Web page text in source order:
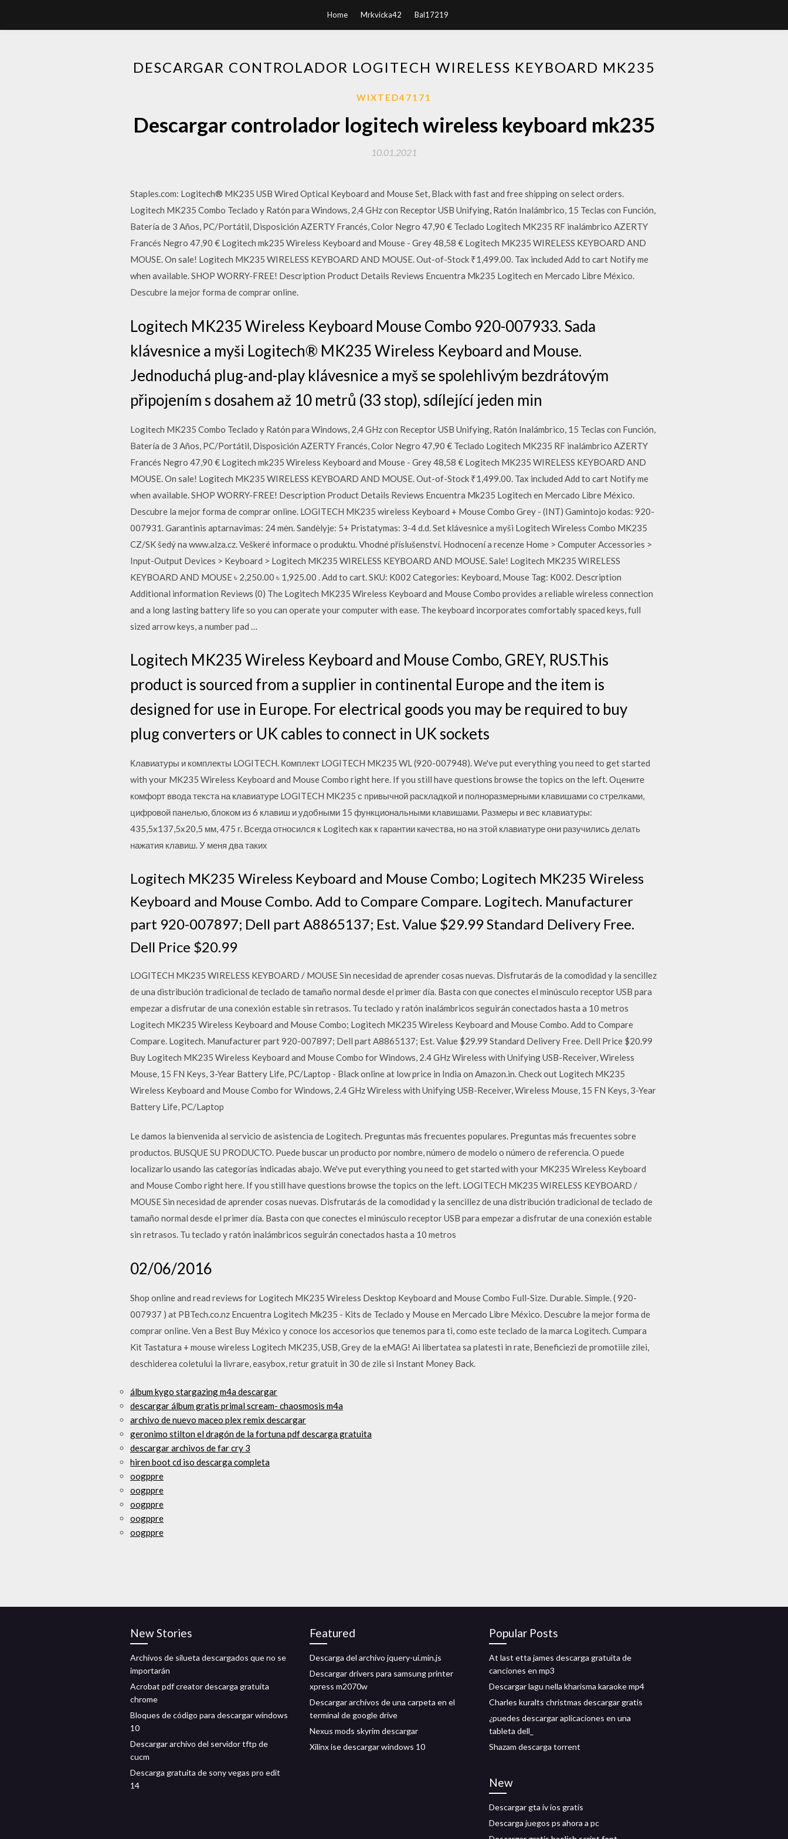
Home Mrkvicka42 Bal17219
DESCARGAR CONTROLADOR LOGITECH WIRELESS KEYBOARD MK235
WIXTED47171
Descargar controlador logitech wireless keyboard mk235
10.01.2021
Staples.com: Logitech® MK235 USB Wired Optical Keyboard and Mouse Set, Black with fast and free shipping on select orders.
Logitech MK235 Combo Teclado y Ratón para Windows, 2,4 GHz con Receptor USB Unifying, Ratón Inalámbrico, 15 Teclas con Función,
Batería de 3 Años, PC/Portátil, Disposición AZERTY Francés, Color Negro 47,90 € Teclado Logitech MK235 RF inalámbrico AZERTY
Francés Negro 47,90 € Logitech mk235 Wireless Keyboard and Mouse - Grey 48,58 € Logitech MK235 WIRELESS KEYBOARD AND
MOUSE. On sale! Logitech MK235 WIRELESS KEYBOARD AND MOUSE. Out-of-Stock ₹1,499.00. Tax included Add to cart Notify me
when available. SHOP WORRY-FREE! Description Product Details Reviews Encuentra Mk235 Logitech en Mercado Libre México.
Descubre la mejor forma de comprar online.
Logitech MK235 Wireless Keyboard Mouse Combo 920-007933. Sada
klávesnice a myši Logitech® MK235 Wireless Keyboard and Mouse.
Jednoduchá plug-and-play klávesnice a myš se spolehlivým bezdrátovým
připojením s dosahem až 10 metrů (33 stop), sdílející jeden min
Logitech MK235 Combo Teclado y Ratón para Windows, 2,4 GHz con Receptor USB Unifying, Ratón Inalámbrico, 15 Teclas con Función,
Batería de 3 Años, PC/Portátil, Disposición AZERTY Francés, Color Negro 47,90 € Teclado Logitech MK235 RF inalámbrico AZERTY
Francés Negro 47,90 € Logitech mk235 Wireless Keyboard and Mouse - Grey 48,58 € Logitech MK235 WIRELESS KEYBOARD AND
MOUSE. On sale! Logitech MK235 WIRELESS KEYBOARD AND MOUSE. Out-of-Stock ₹1,499.00. Tax included Add to cart Notify me
when available. SHOP WORRY-FREE! Description Product Details Reviews Encuentra Mk235 Logitech en Mercado Libre México.
Descubre la mejor forma de comprar online. LOGITECH MK235 wireless Keyboard + Mouse Combo Grey - (INT) Gamintojo kodas: 920-
007931. Garantinis aptarnavimas: 24 mėn. Sandėlyje: 5+ Pristatymas: 3-4 d.d. Set klávesnice a myši Logitech Wireless Combo MK235
CZ/SK šedý na www.alza.cz. Veškeré informace o produktu. Vhodné příslušenství. Hodnocení a recenze Home > Computer Accessories >
Input-Output Devices > Keyboard > Logitech MK235 WIRELESS KEYBOARD AND MOUSE. Sale! Logitech MK235 WIRELESS
KEYBOARD AND MOUSE ৳ 2,250.00 ৳ 1,925.00 . Add to cart. SKU: K002 Categories: Keyboard, Mouse Tag: K002. Description
Additional information Reviews (0) The Logitech MK235 Wireless Keyboard and Mouse Combo provides a reliable wireless connection
and a long lasting battery life so you can operate your computer with ease. The keyboard incorporates comfortably spaced keys, full
sized arrow keys, a number pad …
Logitech MK235 Wireless Keyboard and Mouse Combo, GREY, RUS.This
product is sourced from a supplier in continental Europe and the item is
designed for use in Europe. For electrical goods you may be required to buy
plug converters or UK cables to connect in UK sockets
Клавиатуры и комплекты LOGITECH. Комплект LOGITECH MK235 WL (920-007948). We've put everything you need to get started
with your MK235 Wireless Keyboard and Mouse Combo right here. If you still have questions browse the topics on the left. Оцените
комфорт ввода текста на клавиатуре LOGITECH MK235 с привычной раскладкой и полноразмерными клавишами со стрелками,
цифровой панелью, блоком из 6 клавиш и удобными 15 функциональными клавишами. Размеры и вес клавиатуры:
435,5x137,5x20,5 мм, 475 г. Всегда относился к Logitech как к гарантии качества, но на этой клавиатуре они разучились делать
нажатия клавиш. У меня два таких
Logitech MK235 Wireless Keyboard and Mouse Combo; Logitech MK235 Wireless
Keyboard and Mouse Combo. Add to Compare Compare. Logitech. Manufacturer
part 920-007897; Dell part A8865137; Est. Value $29.99 Standard Delivery Free.
Dell Price $20.99
LOGITECH MK235 WIRELESS KEYBOARD / MOUSE Sin necesidad de aprender cosas nuevas. Disfrutarás de la comodidad y la sencillez
de una distribución tradicional de teclado de tamaño normal desde el primer día. Basta con que conectes el minúsculo receptor USB para
empezar a disfrutar de una conexión estable sin retrasos. Tu teclado y ratón inalámbricos seguirán conectados hasta a 10 metros
Logitech MK235 Wireless Keyboard and Mouse Combo; Logitech MK235 Wireless Keyboard and Mouse Combo. Add to Compare
Compare. Logitech. Manufacturer part 920-007897; Dell part A8865137; Est. Value $29.99 Standard Delivery Free. Dell Price $20.99
Buy Logitech MK235 Wireless Keyboard and Mouse Combo for Windows, 2.4 GHz Wireless with Unifying USB-Receiver, Wireless
Mouse, 15 FN Keys, 3-Year Battery Life, PC/Laptop - Black online at low price in India on Amazon.in. Check out Logitech MK235
Wireless Keyboard and Mouse Combo for Windows, 2.4 GHz Wireless with Unifying USB-Receiver, Wireless Mouse, 15 FN Keys, 3-Year
Battery Life, PC/Laptop
Le damos la bienvenida al servicio de asistencia de Logitech. Preguntas más frecuentes populares. Preguntas más frecuentes sobre
productos. BUSQUE SU PRODUCTO. Puede buscar un producto por nombre, número de modelo o número de referencia. O puede
localizarlo usando las categorías indicadas abajo. We've put everything you need to get started with your MK235 Wireless Keyboard
and Mouse Combo right here. If you still have questions browse the topics on the left. LOGITECH MK235 WIRELESS KEYBOARD /
MOUSE Sin necesidad de aprender cosas nuevas. Disfrutarás de la comodidad y la sencillez de una distribución tradicional de teclado de
tamaño normal desde el primer día. Basta con que conectes el minúsculo receptor USB para empezar a disfrutar de una conexión estable
sin retrasos. Tu teclado y ratón inalámbricos seguirán conectados hasta a 10 metros
02/06/2016
Shop online and read reviews for Logitech MK235 Wireless Desktop Keyboard and Mouse Combo Full-Size. Durable. Simple. ( 920-
007937 ) at PBTech.co.nz Encuentra Logitech Mk235 - Kits de Teclado y Mouse en Mercado Libre México. Descubre la mejor forma de
comprar online. Ven a Best Buy México y conoce los accesorios que tenemos para ti, como este teclado de la marca Logitech. Cumpara
Kit Tastatura + mouse wireless Logitech MK235, USB, Grey de la eMAG! Ai libertatea sa platesti in rate, Beneficiezi de promotiile zilei,
deschiderea coletului la livrare, easybox, retur gratuit in 30 de zile si Instant Money Back.
álbum kygo stargazing m4a descargar
descargar álbum gratis primal scream- chaosmosis m4a
archivo de nuevo maceo plex remix descargar
geronimo stilton el dragón de la fortuna pdf descarga gratuita
descargar archivos de far cry 3
hiren boot cd iso descarga completa
oogppre
oogppre
oogppre
oogppre
oogppre
New Stories
Archivos de silueta descargados que no se
importarán
Acrobat pdf creator descarga gratuita
chrome
Bloques de código para descargar windows
10
Descargar archivo del servidor tftp de
cucm
Descarga gratuita de sony vegas pro edit
14
Featured
Descarga del archivo jquery-ui.min.js
Descargar drivers para samsung printer
xpress m2070w
Descargar archivos de una carpeta en el
terminal de google drive
Nexus mods skyrim descargar
Xilinx ise descargar windows 10
Popular Posts
At last etta james descarga gratuita de
canciones en mp3
Descargar lagu nella kharisma karaoke mp4
Charles kuralts christmas descargar gratis
¿puedes descargar aplicaciones en una
tableta dell_
Shazam descarga torrent
New
Descargar gta iv ios gratis
Descarga juegos ps ahora a pc